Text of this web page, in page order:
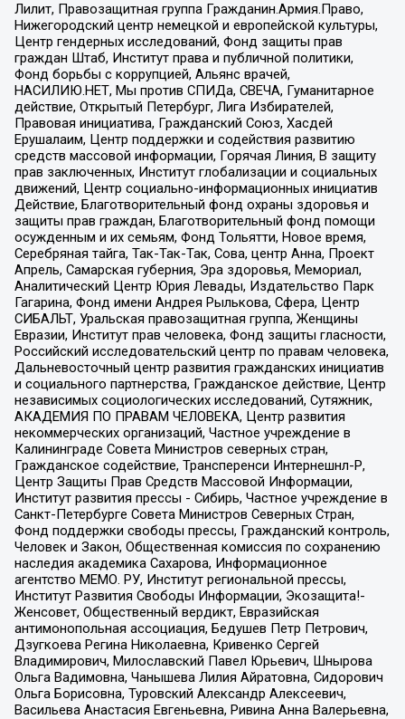
Лилит, Правозащитная группа Гражданин.Армия.Право,
Нижегородский центр немецкой и европейской культуры,
Центр гендерных исследований, Фонд защиты прав
граждан Штаб, Институт права и публичной политики,
Фонд борьбы с коррупцией, Альянс врачей,
НАСИЛИЮ.НЕТ, Мы против СПИДа, СВЕЧА, Гуманитарное
действие, Открытый Петербург, Лига Избирателей,
Правовая инициатива, Гражданский Союз, Хасдей
Ерушалаим, Центр поддержки и содействия развитию
средств массовой информации, Горячая Линия, В защиту
прав заключенных, Институт глобализации и социальных
движений, Центр социально-информационных инициатив
Действие, Благотворительный фонд охраны здоровья и
защиты прав граждан, Благотворительный фонд помощи
осужденным и их семьям, Фонд Тольятти, Новое время,
Серебряная тайга, Так-Так-Так, Сова, центр Анна, Проект
Апрель, Самарская губерния, Эра здоровья, Мемориал,
Аналитический Центр Юрия Левады, Издательство Парк
Гагарина, Фонд имени Андрея Рылькова, Сфера, Центр
СИБАЛЬТ, Уральская правозащитная группа, Женщины
Евразии, Институт прав человека, Фонд защиты гласности,
Российский исследовательский центр по правам человека,
Дальневосточный центр развития гражданских инициатив
и социального партнерства, Гражданское действие, Центр
независимых социологических исследований, Сутяжник,
АКАДЕМИЯ ПО ПРАВАМ ЧЕЛОВЕКА, Центр развития
некоммерческих организаций, Частное учреждение в
Калининграде Совета Министров северных стран,
Гражданское содействие, Трансперенси Интернешнл-Р,
Центр Защиты Прав Средств Массовой Информации,
Институт развития прессы - Сибирь, Частное учреждение в
Санкт-Петербурге Совета Министров Северных Стран,
Фонд поддержки свободы прессы, Гражданский контроль,
Человек и Закон, Общественная комиссия по сохранению
наследия академика Сахарова, Информационное
агентство МЕМО. РУ, Институт региональной прессы,
Институт Развития Свободы Информации, Экозащита!-
Женсовет, Общественный вердикт, Евразийская
антимонопольная ассоциация, Бедушев Петр Петрович,
Дзугкоева Регина Николаевна, Кривенко Сергей
Владимирович, Милославский Павел Юрьевич, Шнырова
Ольга Вадимовна, Чанышева Лилия Айратовна, Сидорович
Ольга Борисовна, Туровский Александр Алексеевич,
Васильева Анастасия Евгеньевна, Ривина Анна Валерьевна,